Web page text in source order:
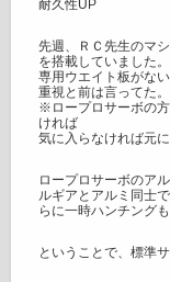
耐久性UP
先週、ＲＣ先生のマ
を搭載していました
専用ウエイト板がな
重視と前は言ってた
※ロープロサーボの
ければ
気に入らなければ元に
ロープロサーボのア
ルギアとアルミ同士
らに一時ハンチング
ということで、標準